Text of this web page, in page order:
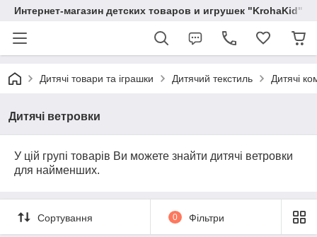
Интернет-магазин детских товаров и игрушек "KrohaKid"
Дитячі товари та іграшки Дитячий текстиль Дитячі
Дитячі ветровки
У цій групі товарів Ви можете знайти дитячі ветровки
для найменших.
Сортування 0 Фільтри